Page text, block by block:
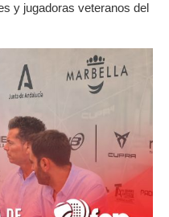
y jugadoras veteranos del